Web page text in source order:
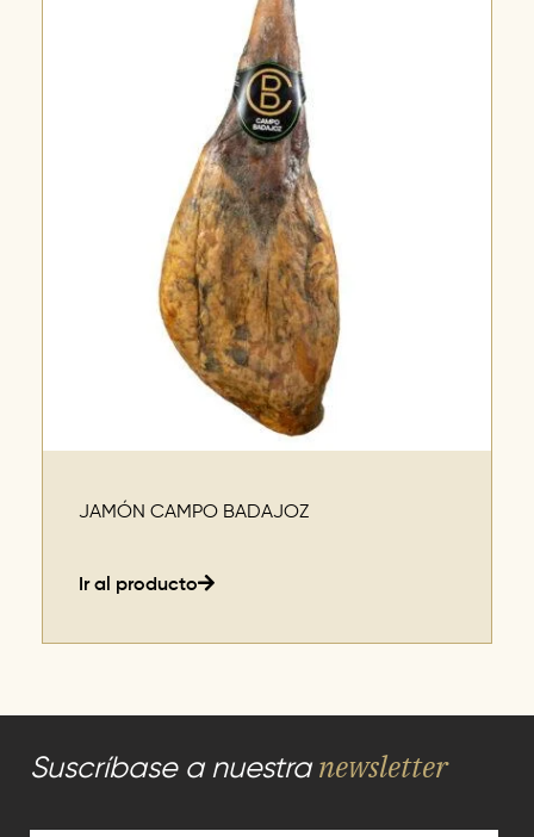
JAMÓN CAMPO BADAJOZ
Ir al producto
Suscríbase a nuestra newsletter